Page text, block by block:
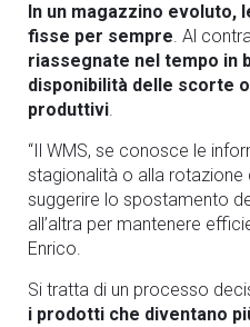
In un magazzino evoluto,
fisse per sempre. Al
riassegnate nel tempo in
disponibilità delle scorte
produttivi.
“Il WMS, se conosce le
stagionalità o alla rotazione
suggerire lo spostamento
all’altra per mantenere
Enrico.
Si tratta di un processo
i prodotti che diventano